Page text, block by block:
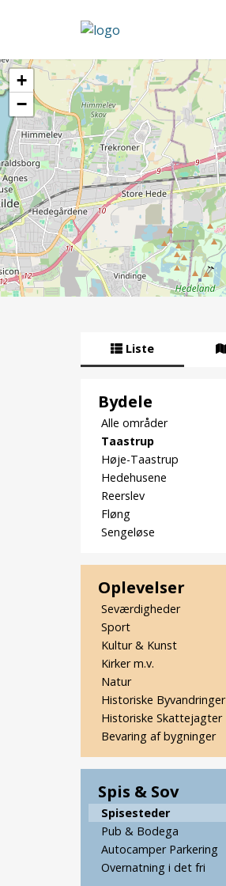
+
−
Liste
Bydele
Alle områder
Taastrup
Høje-Taastrup
Hedehusene
Reerslev
Fløng
Sengeløse
Oplevelser
Seværdigheder
Sport
Kultur & Kunst
Kirker m.v.
Natur
Historiske Byvandringer
Historiske Skattejagter
Bevaring af bygninger
Spis & Sov
Spisesteder
Pub & Bodega
Autocamper Parkering
Overnatning i det fri